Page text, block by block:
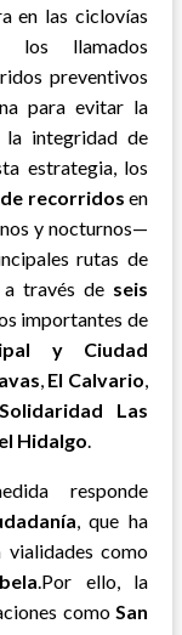
en las ciclovías
los llamados
preventivos
para evitar la
la integridad de
estrategia, los
recorridos en
y nocturnos—
rutas de
a través de seis
importantes de
y Ciudad
, El Calvario,
Solidaridad Las
Hidalgo.
responde
, que ha
vialidades como
.Por ello, la
como San